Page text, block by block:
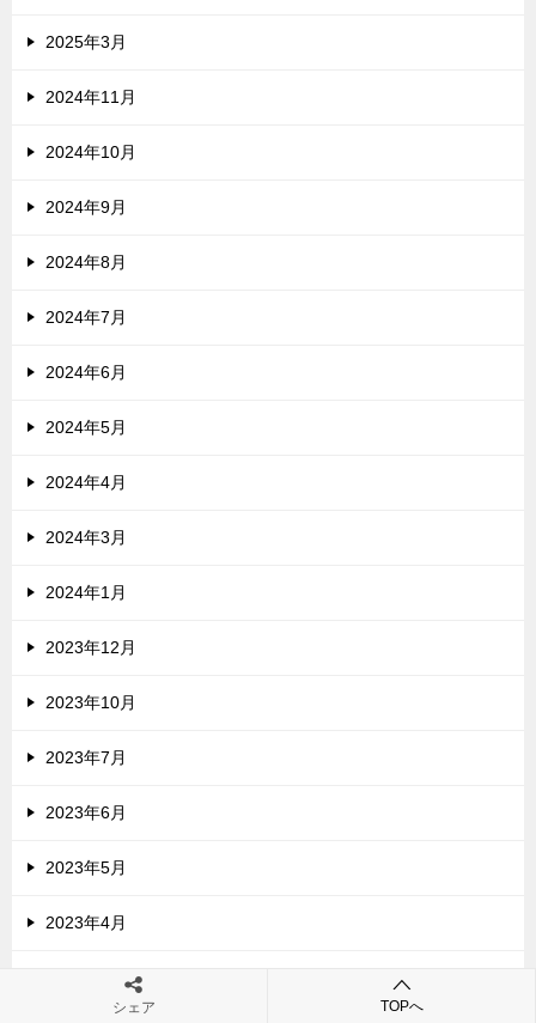
2025年3月
2024年11月
2024年10月
2024年9月
2024年8月
2024年7月
2024年6月
2024年5月
2024年4月
2024年3月
2024年1月
2023年12月
2023年10月
2023年7月
2023年6月
2023年5月
2023年4月
2023年3月
シェア TOPへ